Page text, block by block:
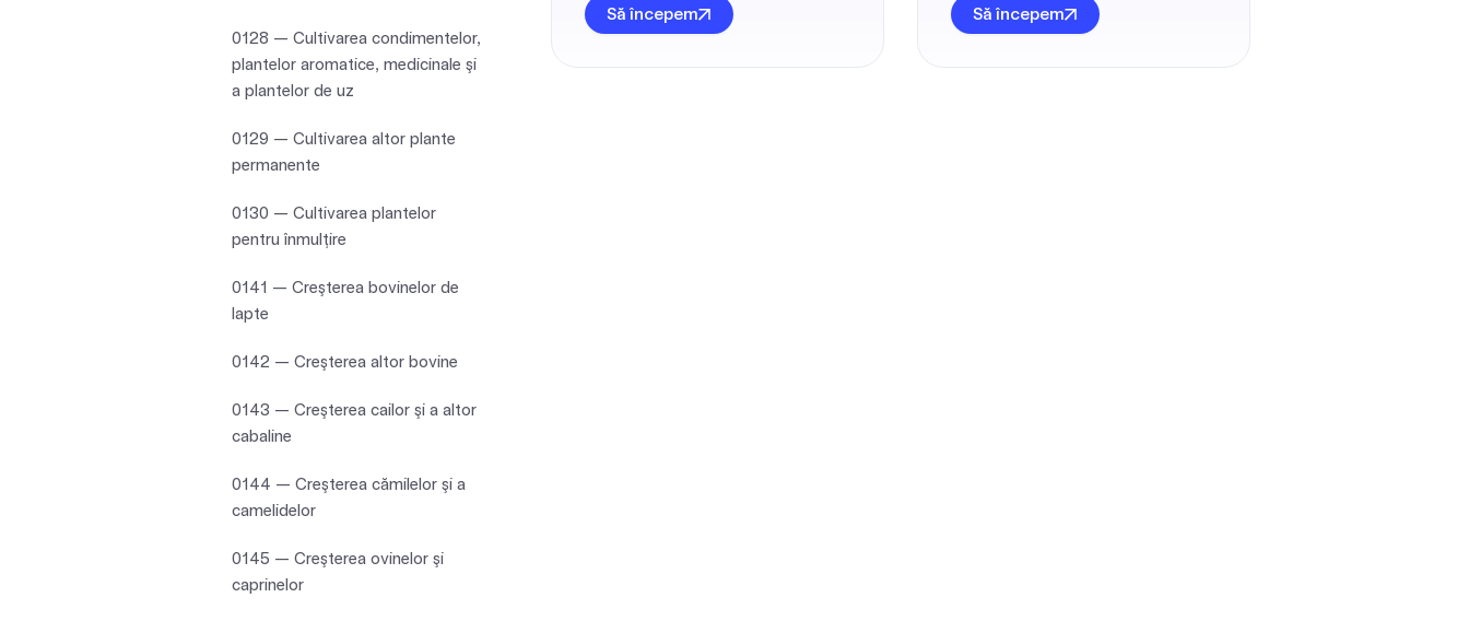
0128 — Cultivarea condimentelor,
plantelor aromatice, medicinale şi
a plantelor de uz
0129 — Cultivarea altor plante
permanente
0130 — Cultivarea plantelor
pentru înmulţire
0141 — Creşterea bovinelor de
lapte
0142 — Creşterea altor bovine
0143 — Creşterea cailor şi a altor
cabaline
0144 — Creşterea cămilelor şi a
camelidelor
0145 — Creşterea ovinelor şi
caprinelor
Să începem Să începem